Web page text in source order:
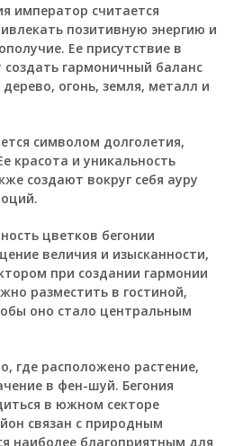
император считается
позитивную энергию и
Ее присутствие в
гармоничный баланс
огонь, земля, металл и
символом долголетия,
красота и уникальность
создают вокруг себя ауру
цветков бегонии
величия и изысканности,
при создании гармонии
разместить в гостиной,
оно стало центральным
где расположено растение,
в фен-шуй. Бегония
в южном секторе
связан с природным
наиболее благоприятным для